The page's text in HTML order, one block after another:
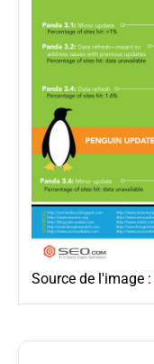
Source de l'image :